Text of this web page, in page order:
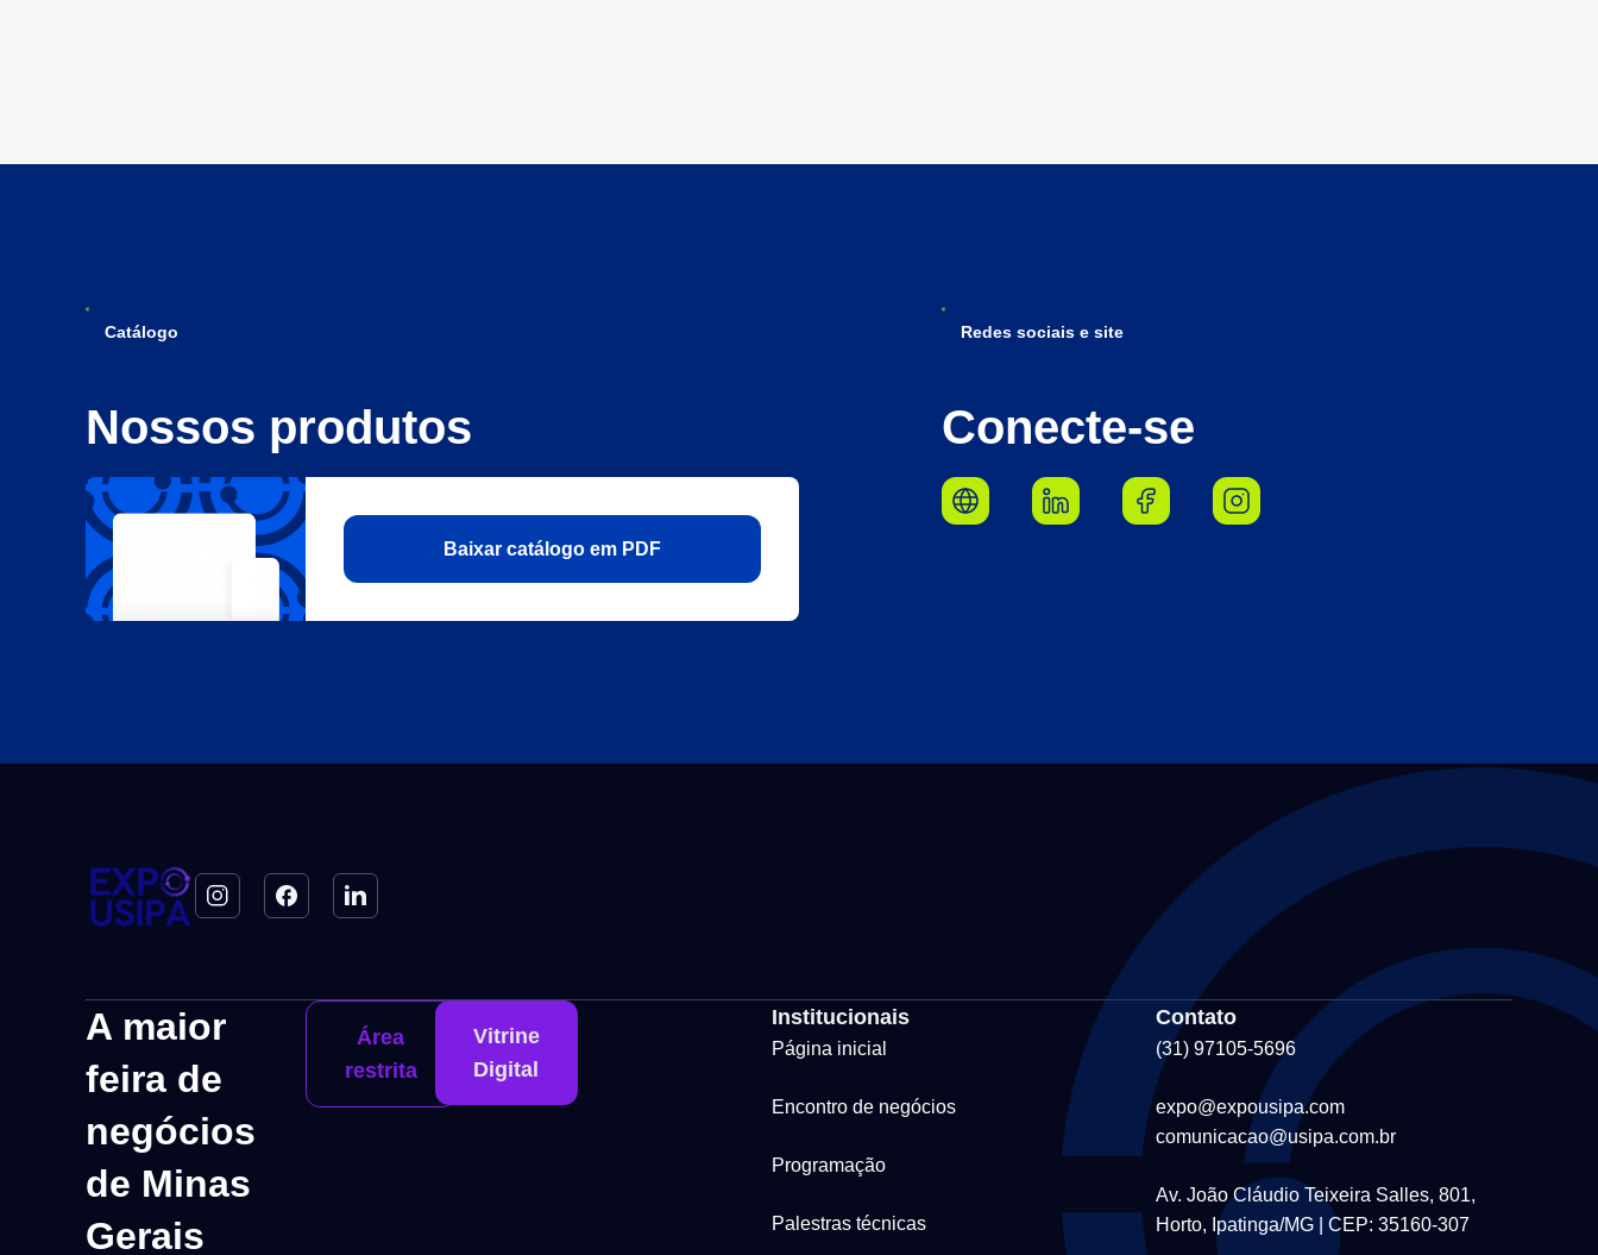
Catálogo
Nossos produtos
Baixar catálogo em PDF
Redes sociais e site
Conecte-se
A maior
feira de
negócios
de Minas
Gerais
Área
restrita
Vitrine
Digital
Institucionais
Página inicial
Encontro de negócios
Programação
Palestras técnicas
Contato
(31) 97105-5696
expo@expousipa.com
comunicacao@usipa.com.br
Av. João Cláudio Teixeira Salles, 801,
Horto, Ipatinga/MG | CEP: 35160-307